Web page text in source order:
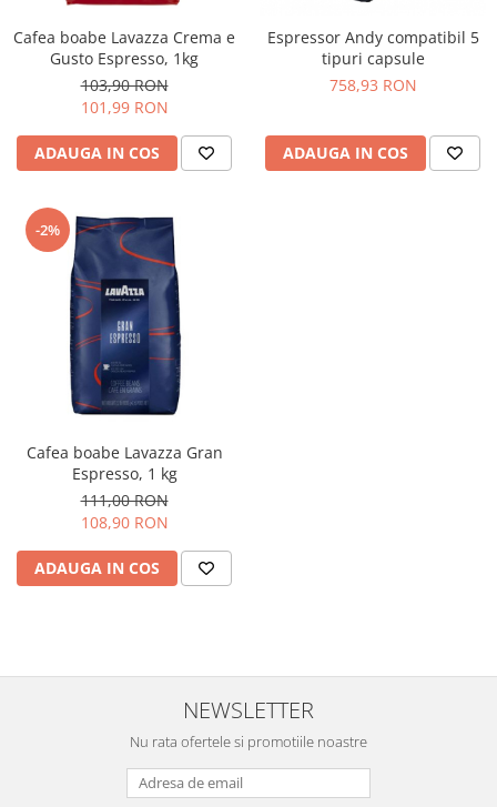
Cafea boabe Lavazza Crema e
Gusto Espresso, 1kg
103,90 RON
101,99 RON
ADAUGA IN COS
Espressor Andy compatibil 5
tipuri capsule
758,93 RON
ADAUGA IN COS
-2%
Cafea boabe Lavazza Gran
Espresso, 1 kg
111,00 RON
108,90 RON
ADAUGA IN COS
NEWSLETTER
Nu rata ofertele si promotiile noastre